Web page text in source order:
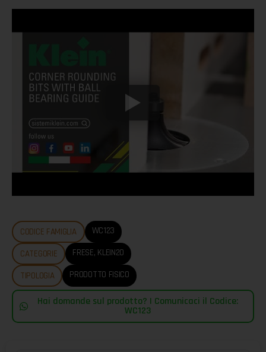
CODICE FAMIGLIA WC123
CATEGORIE FRESE, KLEIN20
TIPOLOGIA PRODOTTO FISICO
Hai domande sul prodotto? | Comunicaci il Codice:
WC123